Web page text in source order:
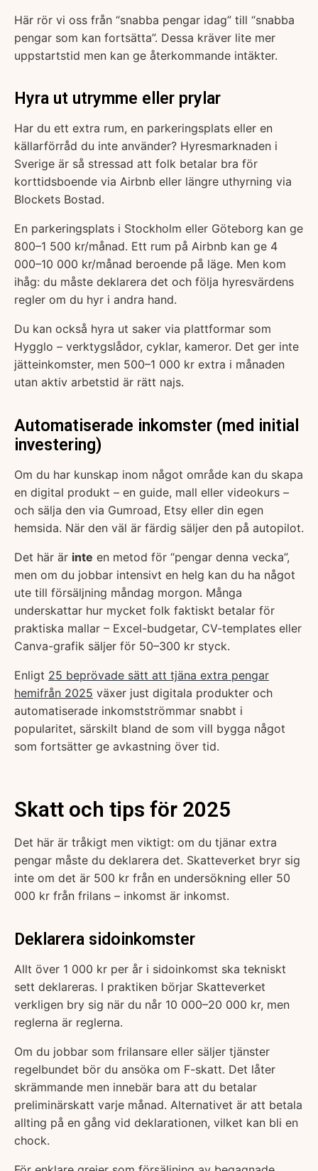
Här rör vi oss från “snabba pengar idag” till “snabba
pengar som kan fortsätta”. Dessa kräver lite mer
uppstartstid men kan ge återkommande intäkter.
Hyra ut utrymme eller prylar
Har du ett extra rum, en parkeringsplats eller en
källarförråd du inte använder? Hyresmarknaden i
Sverige är så stressad att folk betalar bra för
korttidsboende via Airbnb eller längre uthyrning via
Blockets Bostad.
En parkeringsplats i Stockholm eller Göteborg kan ge
800–1 500 kr/månad. Ett rum på Airbnb kan ge 4
000–10 000 kr/månad beroende på läge. Men kom
ihåg: du måste deklarera det och följa hyresvärdens
regler om du hyr i andra hand.
Du kan också hyra ut saker via plattformar som
Hygglo – verktygslådor, cyklar, kameror. Det ger inte
jätteinkomster, men 500–1 000 kr extra i månaden
utan aktiv arbetstid är rätt najs.
Automatiserade inkomster (med initial
investering)
Om du har kunskap inom något område kan du skapa
en digital produkt – en guide, mall eller videokurs –
och sälja den via Gumroad, Etsy eller din egen
hemsida. När den väl är färdig säljer den på autopilot.
Det här är inte en metod för “pengar denna vecka”,
men om du jobbar intensivt en helg kan du ha något
ute till försäljning måndag morgon. Många
underskattar hur mycket folk faktiskt betalar för
praktiska mallar – Excel-budgetar, CV-templates eller
Canva-grafik säljer för 50–300 kr styck.
Enligt 25 beprövade sätt att tjäna extra pengar
hemifrån 2025 växer just digitala produkter och
automatiserade inkomstströmmar snabbt i
popularitet, särskilt bland de som vill bygga något
som fortsätter ge avkastning över tid.
Skatt och tips för 2025
Det här är tråkigt men viktigt: om du tjänar extra
pengar måste du deklarera det. Skatteverket bryr sig
inte om det är 500 kr från en undersökning eller 50
000 kr från frilans – inkomst är inkomst.
Deklarera sidoinkomster
Allt över 1 000 kr per år i sidoinkomst ska tekniskt
sett deklareras. I praktiken börjar Skatteverket
verkligen bry sig när du når 10 000–20 000 kr, men
reglerna är reglerna.
Om du jobbar som frilansare eller säljer tjänster
regelbundet bör du ansöka om F-skatt. Det låter
skrämmande men innebär bara att du betalar
preliminärskatt varje månad. Alternativet är att betala
allting på en gång vid deklarationen, vilket kan bli en
chock.